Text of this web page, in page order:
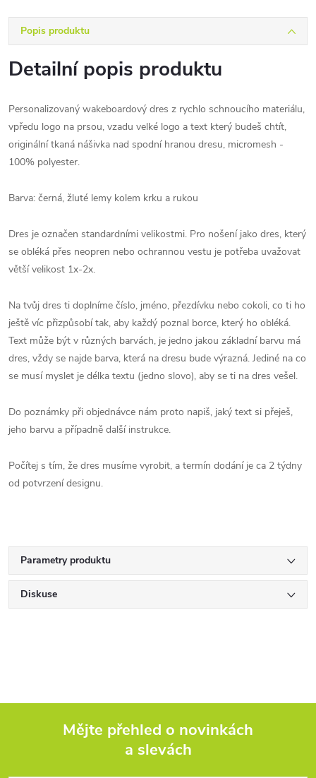
Popis produktu
Detailní popis produktu
Personalizovaný wakeboardový dres z rychlo schnoucího materiálu,
vpředu logo na prsou, vzadu velké logo a text který budeš chtít,
originální tkaná nášivka nad spodní hranou dresu, micromesh -
100% polyester.
Barva: černá, žluté lemy kolem krku a rukou
Dres je označen standardními velikostmi. Pro nošení jako dres, který
se obléká přes neopren nebo ochrannou vestu je potřeba uvažovat
větší velikost 1x-2x.
Na tvůj dres ti doplníme číslo, jméno, přezdívku nebo cokoli, co ti ho
ještě víc přizpůsobí tak, aby každý poznal borce, který ho obléká.
Text může být v různých barvách, je jedno jakou základní barvu má
dres, vždy se najde barva, která na dresu bude výrazná. Jediné na co
se musí myslet je délka textu (jedno slovo), aby se ti na dres vešel.
Do poznámky při objednávce nám proto napiš, jaký text si přeješ,
jeho barvu a případně další instrukce.
Počítej s tím, že dres musíme vyrobit, a termín dodání je ca 2 týdny
od potvrzení designu.
Parametry produktu
Diskuse
Mějte přehled o novinkách
a slevách